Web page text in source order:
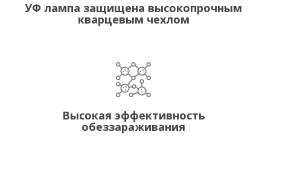
УФ лампа защищена высокопрочным
кварцевым чехлом
Высокая эффективность
обеззараживания